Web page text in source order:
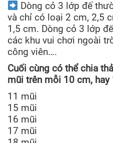
Dòng cỏ 3 lớp đế
và chỉ có loại 2 cm, 2,5
1,5 cm. Dòng cỏ 3 lớp
các khu vui chơi ngoài
công viên….
Cuối cùng có thể chia
mũi trên mỗi 10 cm, hay
11 mũi
15 mũi
16 mũi
17 mũi